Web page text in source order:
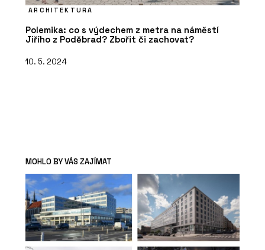
ARCHITEKTURA
Polemika: co s výdechem z metra na náměstí
Jiřího z Poděbrad? Zbořit či zachovat?
10. 5. 2024
MOHLO BY VÁS ZAJÍMAT